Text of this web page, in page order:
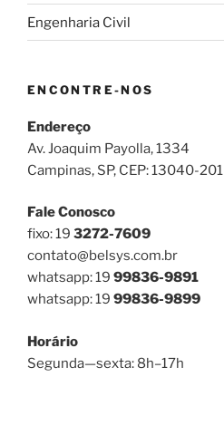
Engenharia Civil
ENCONTRE-NOS
Endereço
Av. Joaquim Payolla, 1334
Campinas, SP, CEP: 13040-201
Fale Conosco
fixo: 19 3272-7609
contato@belsys.com.br
whatsapp: 19 99836-9891
whatsapp: 19 99836-9899
Horário
Segunda—sexta: 8h–17h